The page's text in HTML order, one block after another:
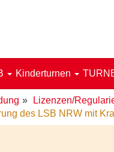
Kinderturnen
Lizenzen/
des LSB NRW mit